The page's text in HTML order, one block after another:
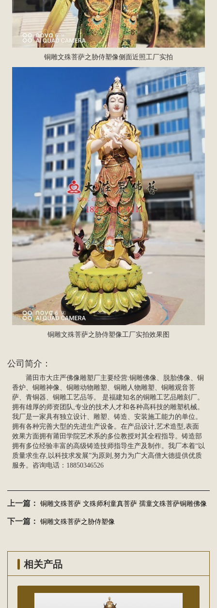
铜雕文殊菩萨之胁侍塑像侧面近照工厂实拍
铜雕文殊菩萨之胁侍塑像工厂实拍效果图
公司简介：
莆田市大庄严佛像雕塑厂主要经营:铜雕佛像、脱胎佛像、铜
香炉、铜雕神像、铜雕动物雕塑、铜雕人物雕塑、 铜雕观音菩
萨、青铜器、 铜雕工艺品等。 是福建知名的铜雕工艺品雕刻厂。
拥有雄厚的师资团队,专业的技术人才和各种高科技的雕塑机械。
我厂是一家具有独立设计、雕塑、铸造、安装施工能力的单位。
拥有各种完善大型的先进生产设备。在产品设计,艺术造型,表面
效果方面拥有莆田学院艺术系的多位教授对其全程指导。铸造部
拥有多位经验丰富的高级铸造技师指导生产及制作。我厂本着“以
质量求生存,以科技求发展”为原则,努力为广大高僧大德提供优质
服务。咨询电话：18850346526
上一篇： 铜雕文殊菩萨 文殊师利童真菩萨 孺童文殊菩萨铜雕佛像
下一篇： 铜雕文殊菩萨之胁侍塑像
相关产品